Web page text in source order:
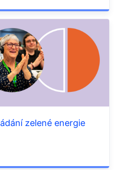
zelené energie